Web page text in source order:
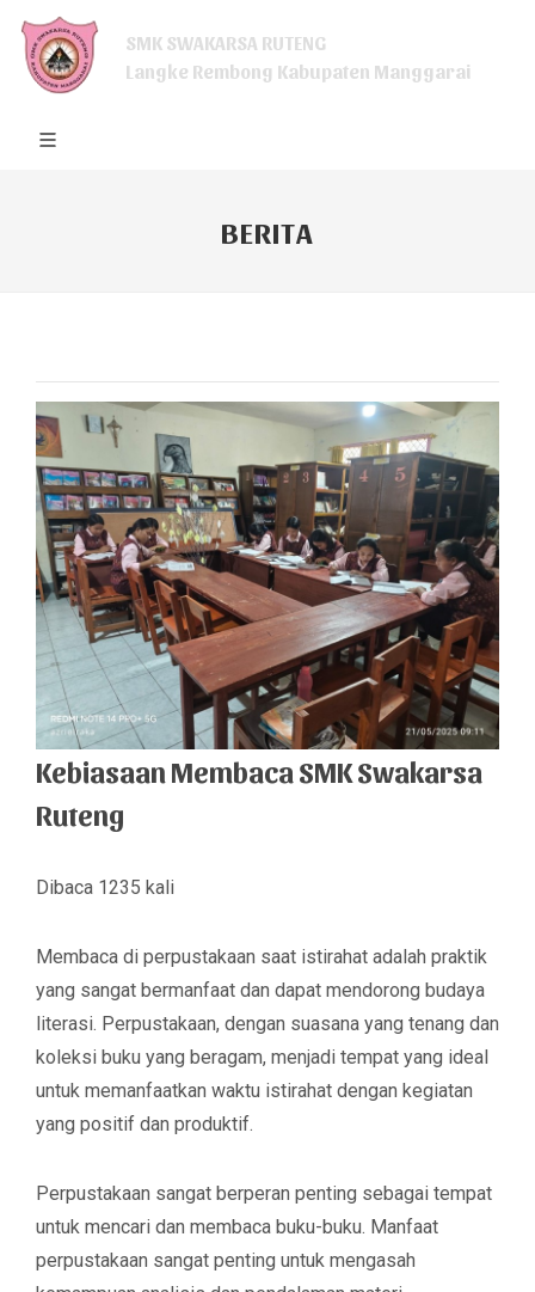
SMK SWAKARSA RUTENG
Langke Rembong Kabupaten Manggarai
BERITA
Kebiasaan Membaca SMK Swakarsa
Ruteng
Dibaca 1235 kali
Membaca di perpustakaan saat istirahat adalah praktik
yang sangat bermanfaat dan dapat mendorong budaya
literasi. Perpustakaan, dengan suasana yang tenang dan
koleksi buku yang beragam, menjadi tempat yang ideal
untuk memanfaatkan waktu istirahat dengan kegiatan
yang positif dan produktif.
Perpustakaan sangat berperan penting sebagai tempat
untuk mencari dan membaca buku-buku. Manfaat
perpustakaan sangat penting untuk mengasah